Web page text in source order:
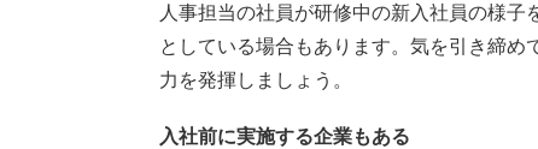
人事担当の社員が研修中の新入社員の様
としている場合もあります。気を引き締
力を発揮しましょう。
入社前に実施する企業もある